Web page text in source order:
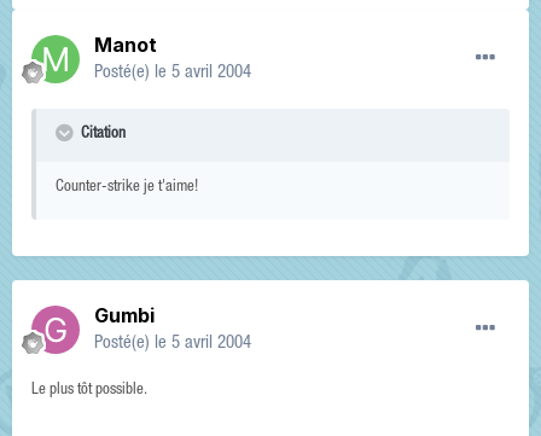
Manot
Posté(e) le 5 avril 2004
Citation
Counter-strike je t'aime!
Gumbi
Posté(e) le 5 avril 2004
Le plus tôt possible.